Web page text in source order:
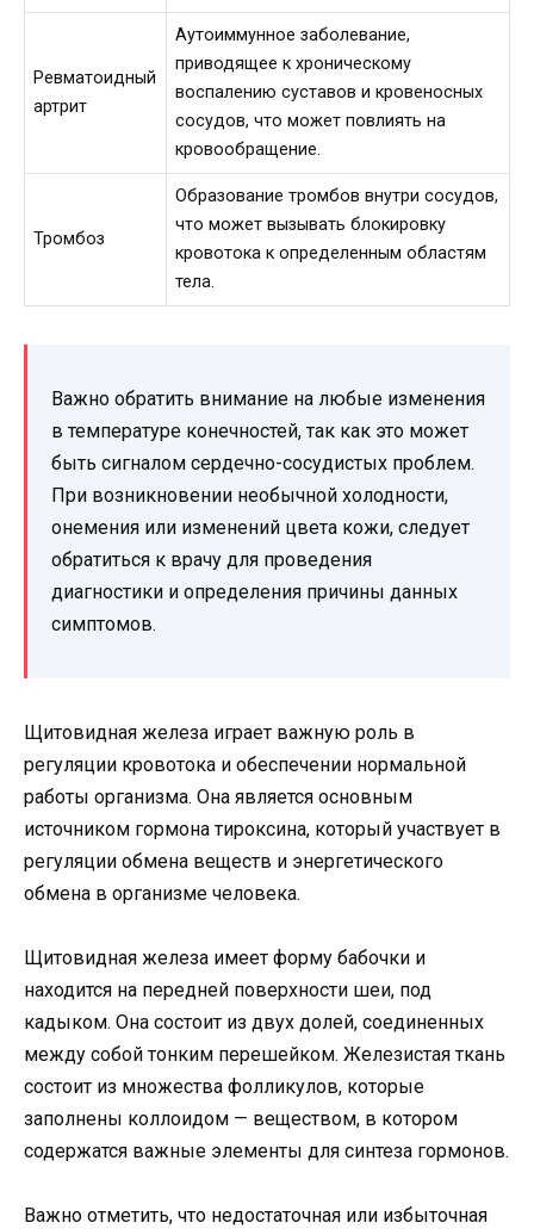
Ревматоидный
артрит
Аутоиммунное заболевание,
приводящее к хроническому
воспалению суставов и кровеносных
сосудов, что может повлиять на
кровообращение.
Тромбоз
Образование тромбов внутри сосудов,
что может вызывать блокировку
кровотока к определенным областям
тела.
Важно обратить внимание на любые изменения
в температуре конечностей, так как это может
быть сигналом сердечно-сосудистых проблем.
При возникновении необычной холодности,
онемения или изменений цвета кожи, следует
обратиться к врачу для проведения
диагностики и определения причины данных
симптомов.
Щитовидная железа играет важную роль в
регуляции кровотока и обеспечении нормальной
работы организма. Она является основным
источником гормона тироксина, который участвует в
регуляции обмена веществ и энергетического
обмена в организме человека.
Щитовидная железа имеет форму бабочки и
находится на передней поверхности шеи, под
кадыком. Она состоит из двух долей, соединенных
между собой тонким перешейком. Железистая ткань
состоит из множества фолликулов, которые
заполнены коллоидом — веществом, в котором
содержатся важные элементы для синтеза гормонов.
Важно отметить, что недостаточная или избыточная